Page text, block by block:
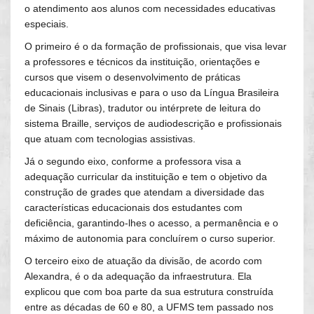
o atendimento aos alunos com necessidades educativas
especiais.
O primeiro é o da formação de profissionais, que visa levar
a professores e técnicos da instituição, orientações e
cursos que visem o desenvolvimento de práticas
educacionais inclusivas e para o uso da Língua Brasileira
de Sinais (Libras), tradutor ou intérprete de leitura do
sistema Braille, serviços de audiodescrição e profissionais
que atuam com tecnologias assistivas.
Já o segundo eixo, conforme a professora visa a
adequação curricular da instituição e tem o objetivo da
construção de grades que atendam a diversidade das
características educacionais dos estudantes com
deficiência, garantindo-lhes o acesso, a permanência e o
máximo de autonomia para concluírem o curso superior.
O terceiro eixo de atuação da divisão, de acordo com
Alexandra, é o da adequação da infraestrutura. Ela
explicou que com boa parte da sua estrutura construída
entre as décadas de 60 e 80, a UFMS tem passado nos